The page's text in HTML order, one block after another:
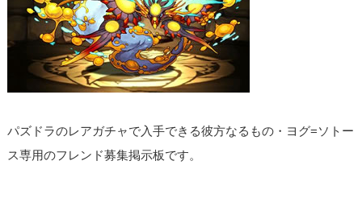
パズドラのレアガチャで入手できる彼方なるもの・ヨグ=ソトー
ス専用のフレンド募集掲示板です。